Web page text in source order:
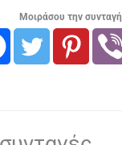
Μοιράσου την συνταγή